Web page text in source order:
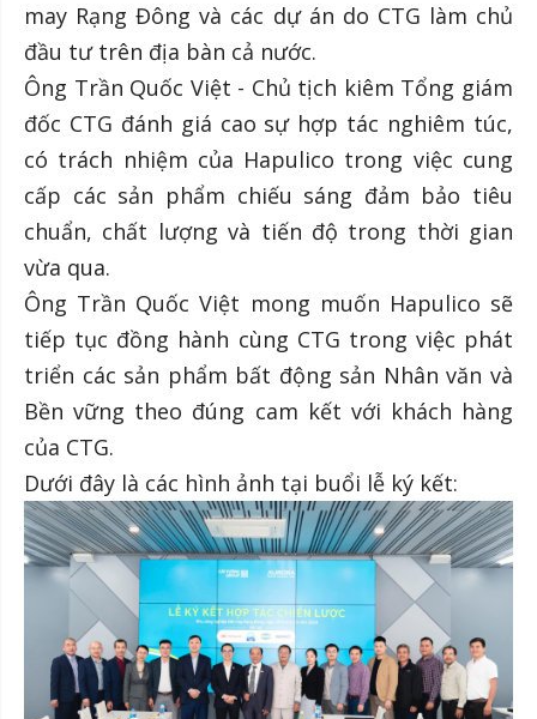
may Rạng Đông và các dự án do CTG làm chủ
đầu tư trên địa bàn cả nước.
Ông Trần Quốc Việt - Chủ tịch kiêm Tổng giám
đốc CTG đánh giá cao sự hợp tác nghiêm túc,
có trách nhiệm của Hapulico trong việc cung
cấp các sản phẩm chiếu sáng đảm bảo tiêu
chuẩn, chất lượng và tiến độ trong thời gian
vừa qua.
Ông Trần Quốc Việt mong muốn Hapulico sẽ
tiếp tục đồng hành cùng CTG trong việc phát
triển các sản phẩm bất động sản Nhân văn và
Bền vững theo đúng cam kết với khách hàng
của CTG.
Dưới đây là các hình ảnh tại buổi lễ ký kết: